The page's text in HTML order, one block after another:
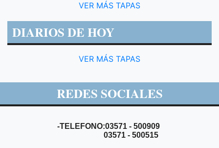
VER MÁS TAPAS
DIARIOS DE HOY
VER MÁS TAPAS
REDES SOCIALES
-TELEFONO:03571 - 500909
03571 - 500515